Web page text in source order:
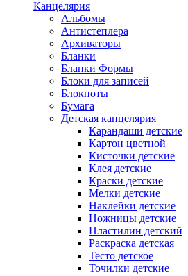
Канцелярия
Альбомы
Антистеплера
Архиваторы
Бланки
Бланки Формы
Блоки для записей
Блокноты
Бумага
Детская канцелярия
Карандаши детские
Картон цветной
Кисточки детские
Клея детские
Краски детские
Мелки детские
Наклейки детские
Ножницы детские
Пластилин детский
Раскраска детская
Тесто детское
Точилки детские